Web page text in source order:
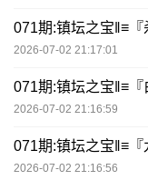
071期:镇坛之宝‖≡
2026-07-02 21:17:01
071期:镇坛之宝‖≡
2026-07-02 21:16:59
071期:镇坛之宝‖≡
2026-07-02 21:16:56